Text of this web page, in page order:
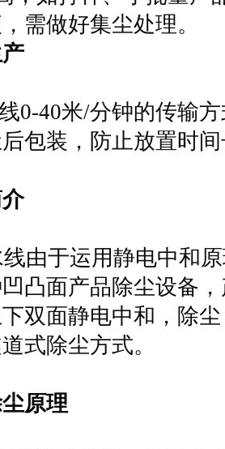
需做好集尘处理。
40米/分钟的传输方
包装，防止放置时
于运用静电中和原
凸面产品除尘设备
双面静电中和，除
式除尘方式。
原理